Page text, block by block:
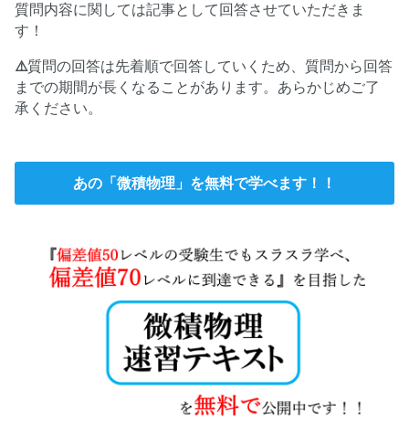
質問内容に関しては記事として回答させていただきま
す！
⚠️質問の回答は先着順で回答していくため、質問から回答
までの期間が長くなることがあります。あらかじめご了
承ください。
あの「微積物理」を無料で学べます！！